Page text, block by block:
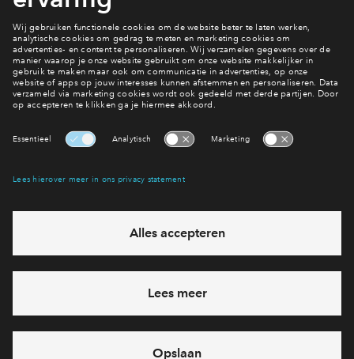
Interesse? Meld je dan snel aan
Hiermee blijf je op de hoogte van het belangrijkste nieuws en
Heb je een vraag en wil je direct antwoord? Bel ons op088 -
71 22 198
vandaag gesloten, maandag zijn we vanaf